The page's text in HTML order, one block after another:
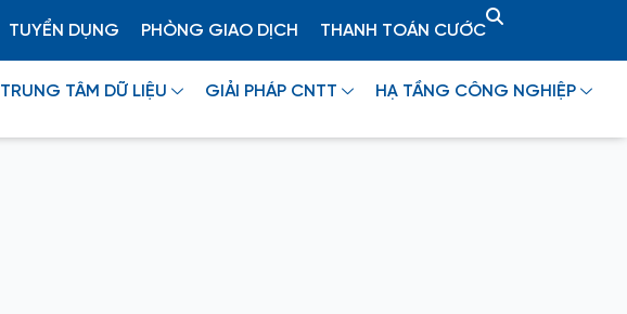
TUYỂN DỤNG PHÒNG GIAO DỊCH THANH TOÁN CƯỚC
TRUNG TÂM DỮ LIỆU GIẢI PHÁP CNTT HẠ TẦNG CÔNG NGHIỆP